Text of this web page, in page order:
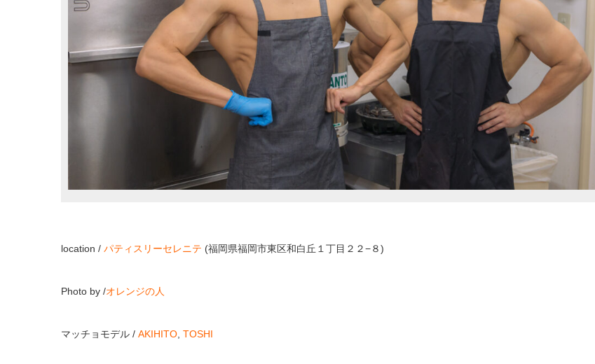
location / パティスリーセレニテ (福岡県福岡市東区和白丘１丁目２２−８)
Photo by /オレンジの人
マッチョモデル / AKIHITO TOSHI